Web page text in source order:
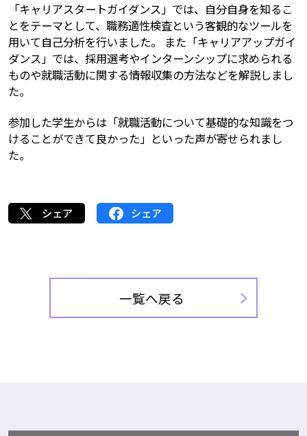
「キャリアスタートガイダンス」では、自分自身を知るこ
とをテーマとして、職務適性検査という客観的なツールを
用いて自己分析を行いました。 また「キャリアアップガイ
ダンス」では、採用選考やインターンシップに求められる
ものや就職活動に関する情報収集の方法などを解説しまし
た。
参加した学生からは「就職活動について基礎的な知識をつ
けることができて良かった」といった声が寄せられまし
た。
シェア シェア
一覧へ戻る